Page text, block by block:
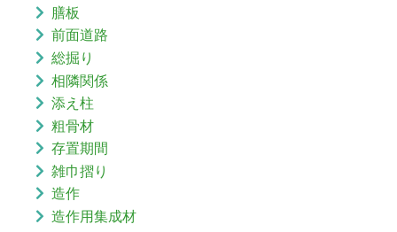
膳板
前面道路
総掘り
相隣関係
添え柱
粗骨材
存置期間
雑巾摺り
造作
造作用集成材